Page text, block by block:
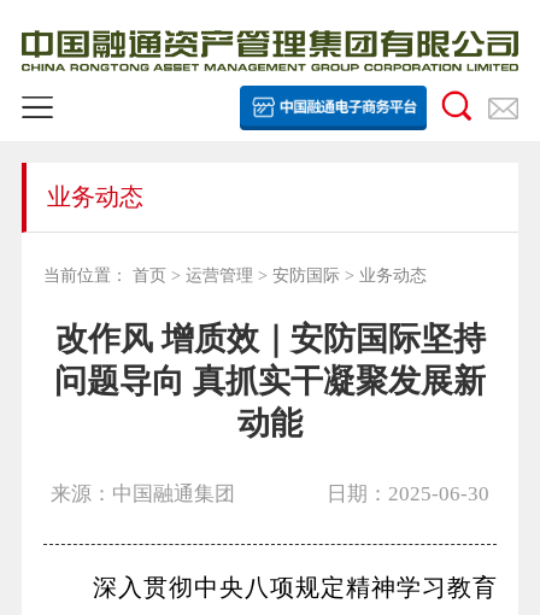
业务动态
当前位置： 首页> 运营管理 > 安防国际> 业务动态
改作风 增质效｜安防国际坚持
问题导向 真抓实干凝聚发展新
动能
来源：中国融通集团 日期：2025-06-30
深入贯彻中央八项规定精神学习教育